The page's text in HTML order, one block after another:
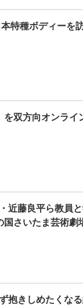
特種ボディー
を双方向オンライ
近藤良平ら教員
さいたま芸術劇
抱きしめたくな